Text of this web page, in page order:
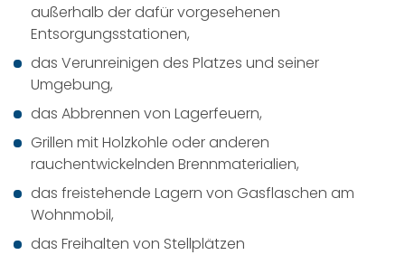
außerhalb der dafür vorgesehenen
Entsorgungsstationen,
das Verunreinigen des Platzes und seiner
Umgebung,
das Abbrennen von Lagerfeuern,
Grillen mit Holzkohle oder anderen
rauchentwickelnden Brennmaterialien,
das freistehende Lagern von Gasflaschen am
Wohnmobil,
das Freihalten von Stellplätzen